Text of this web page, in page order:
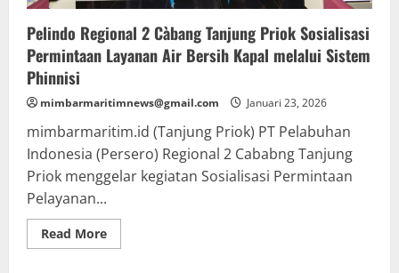
Pelindo Regional 2 Càbang Tanjung Priok Sosialisasi
Permintaan Layanan Air Bersih Kapal melalui Sistem
Phinnisi
mimbarmaritimnews@gmail.com Januari 23, 2026
mimbarmaritim.id (Tanjung Priok) PT Pelabuhan
Indonesia (Persero) Regional 2 Cababng Tanjung
Priok menggelar kegiatan Sosialisasi Permintaan
Pelayanan...
Read MoreRead
more